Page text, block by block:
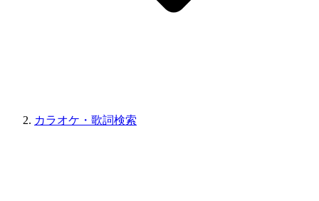
カラオケ・歌詞検索